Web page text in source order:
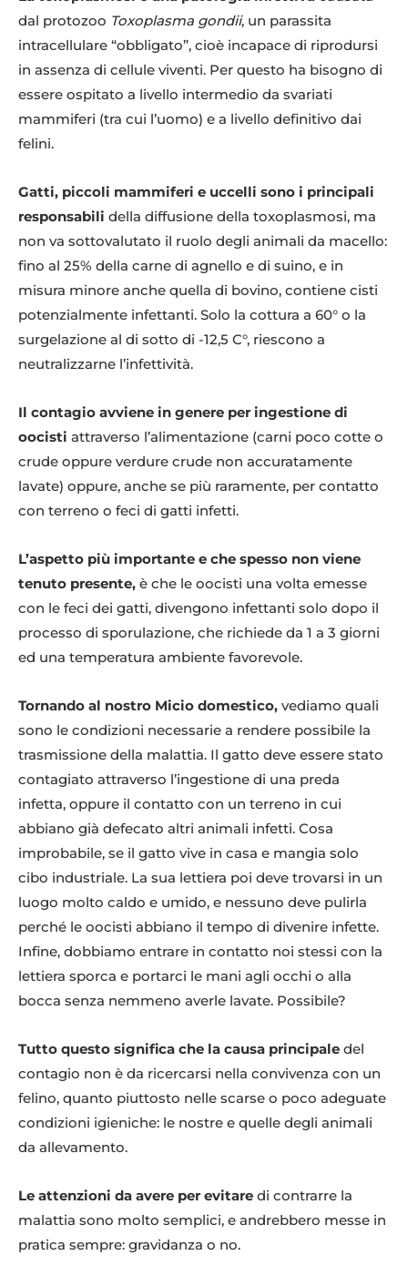
dal protozoo Toxoplasma gondii, un parassita
intracellulare “obbligato”, cioè incapace di riprodursi
in assenza di cellule viventi. Per questo ha bisogno di
essere ospitato a livello intermedio da svariati
mammiferi (tra cui l’uomo) e a livello definitivo dai
felini.
Gatti, piccoli mammiferi e uccelli sono i principali
responsabili della diffusione della toxoplasmosi, ma
non va sottovalutato il ruolo degli animali da macello:
fino al 25% della carne di agnello e di suino, e in
misura minore anche quella di bovino, contiene cisti
potenzialmente infettanti. Solo la cottura a 60° o la
surgelazione al di sotto di -12,5 C°, riescono a
neutralizzarne l’infettività.
Il contagio avviene in genere per ingestione di
oocisti attraverso l’alimentazione (carni poco cotte o
crude oppure verdure crude non accuratamente
lavate) oppure, anche se più raramente, per contatto
con terreno o feci di gatti infetti.
L’aspetto più importante e che spesso non viene
tenuto presente, è che le oocisti una volta emesse
con le feci dei gatti, divengono infettanti solo dopo il
processo di sporulazione, che richiede da 1 a 3 giorni
ed una temperatura ambiente favorevole.
Tornando al nostro Micio domestico, vediamo quali
sono le condizioni necessarie a rendere possibile la
trasmissione della malattia. Il gatto deve essere stato
contagiato attraverso l’ingestione di una preda
infetta, oppure il contatto con un terreno in cui
abbiano già defecato altri animali infetti. Cosa
improbabile, se il gatto vive in casa e mangia solo
cibo industriale. La sua lettiera poi deve trovarsi in un
luogo molto caldo e umido, e nessuno deve pulirla
perché le oocisti abbiano il tempo di divenire infette.
Infine, dobbiamo entrare in contatto noi stessi con la
lettiera sporca e portarci le mani agli occhi o alla
bocca senza nemmeno averle lavate. Possibile?
Tutto questo significa che la causa principale del
contagio non è da ricercarsi nella convivenza con un
felino, quanto piuttosto nelle scarse o poco adeguate
condizioni igieniche: le nostre e quelle degli animali
da allevamento.
Le attenzioni da avere per evitare di contrarre la
malattia sono molto semplici, e andrebbero messe in
pratica sempre: gravidanza o no.